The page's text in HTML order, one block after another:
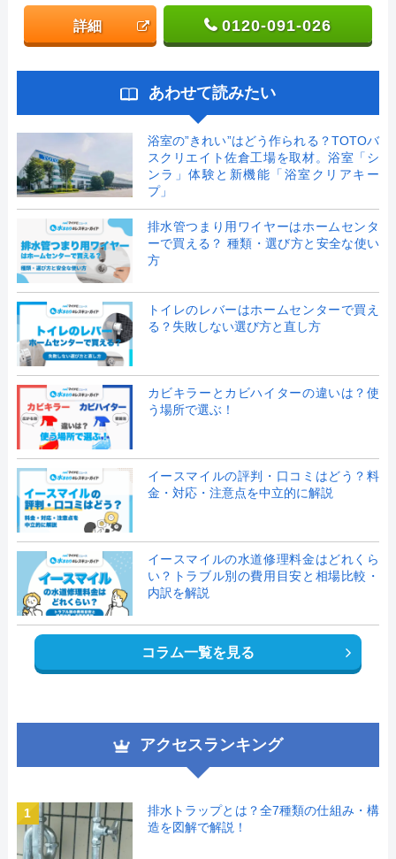
詳細 0120-091-026
あわせて読みたい
浴室の”きれい”はどう作られる？TOTOバ
スクリエイト佐倉工場を取材。浴室「シ
ンラ」体験と新機能「浴室クリアキー
プ」
排水管つまり用ワイヤーはホームセンタ
ーで買える？ 種類・選び方と安全な使い
方
トイレのレバーはホームセンターで買え
る？失敗しない選び方と直し方
カビキラーとカビハイターの違いは？使
う場所で選ぶ！
イースマイルの評判・口コミはどう？料
金・対応・注意点を中立的に解説
イースマイルの水道修理料金はどれくら
い？トラブル別の費用目安と相場比較・
内訳を解説
コラム一覧を見る
アクセスランキング
1
排水トラップとは？全7種類の仕組み・構
造を図解で解説！